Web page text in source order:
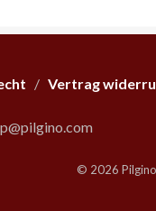
/ Vertrag
© 2026 Pilgino